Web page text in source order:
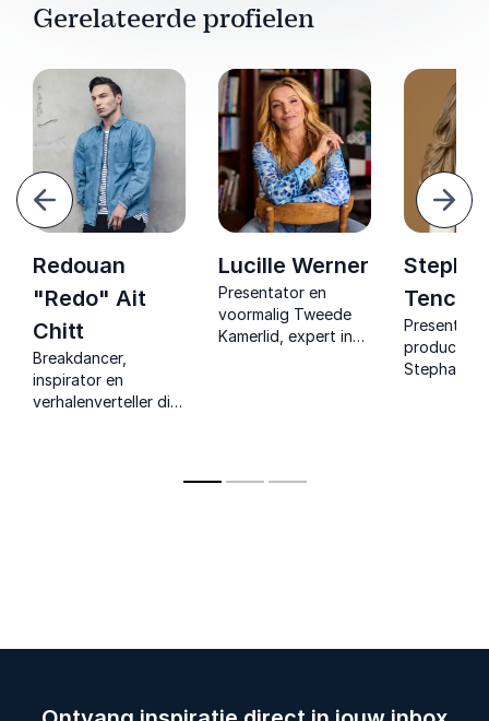
Gerelateerde profielen
Redouan
"Redo" Ait
Chitt
Breakdancer,
inspirator en
verhalenverteller die
Lucille Werner
Presentator en
voormalig Tweede
Kamerlid, expert in
impact.
Tency
producent
Stephanie